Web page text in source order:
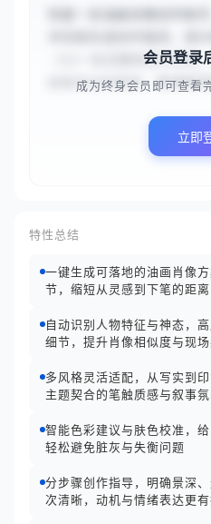
（{{一位沉思的老年男性
纹和灰白的短发，眼神
会员登录
成为终身会员即可查看
立即
特性总结
一键生成可落地的油画肖像
节，缩短从灵感到下笔的距离
自动识别人物特征与神态，
细节，提升肖像相似度与现
多风格灵活适配，从写实到
主题契合的笔触质感与叙事氛
智能色彩建议与肤色校准，
轻松避免脏灰与失衡问题
分步骤创作指导，明确景深
次清晰，动机与情绪表达更